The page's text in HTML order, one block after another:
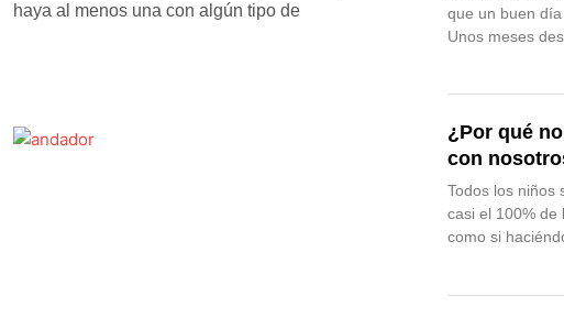
haya al menos una con algún tipo de
que un buen
Unos meses
¿Por qué
con
Todos los niños
casi el 100% de
como si